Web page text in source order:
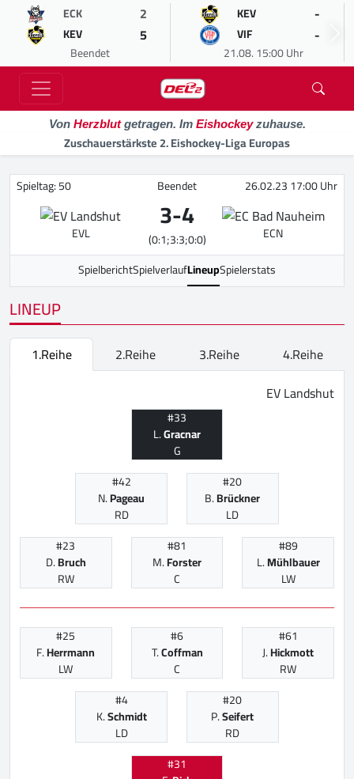
ECK 2
KEV 5
Beendet
KEV -
VIF -
21.08. 15:00 Uhr
Von Herzblutgetragen. Im Eishockeyzuhause.
Zuschauerstärkste 2. Eishockey-Liga Europas
Spieltag: 50 Beendet 26.02.23 17:00 Uhr
EVL 3-4
(0:1;3:3;0:0)
ECN
SpielberichtSpielverlaufLineupSpielerstats
LINEUP
1.Reihe 2.Reihe 3.Reihe
4.Reihe
EV Landshut
#33
L.Gracnar
G
#42
N.Pageau
RD
#20
B.Brückner
LD
#23
D.Bruch
RW
#81
M.Forster
C
#89
L.Mühlbauer
LW
#25
F.Herrmann
LW
#6
T.Coffman
C
#61
J.Hickmott
RW
#4
K.Schmidt
LD
#20
P.Seifert
RD
#31